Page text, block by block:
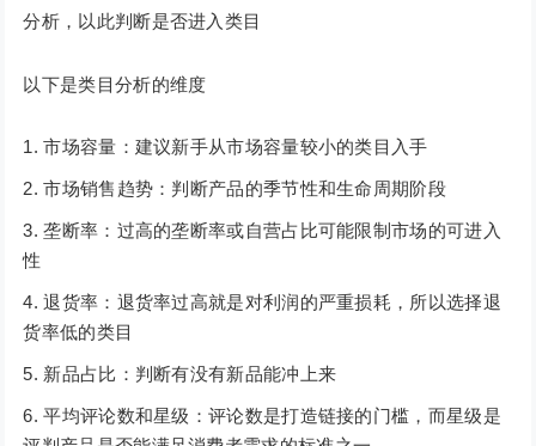
分析，以此判断是否进入类目
以下是类目分析的维度
市场容量：建议新手从市场容量较小的类目入手
市场销售趋势：判断产品的季节性和生命周期阶段
垄断率：过高的垄断率或自营占比可能限制市场的可进入
性
退货率：退货率过高就是对利润的严重损耗，所以选择退
货率低的类目
新品占比：判断有没有新品能冲上来
平均评论数和星级：评论数是打造链接的门槛，而星级是